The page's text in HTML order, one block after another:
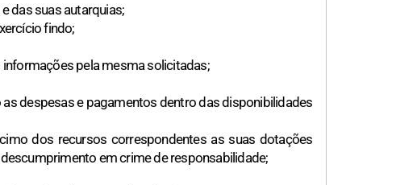
das suas autarquias;
findo;
pela mesma solicitadas;
despesas e pagamentos dentro das disponibilidades
dos recursos correspondentes as suas dotações
em crime de responsabilidade;